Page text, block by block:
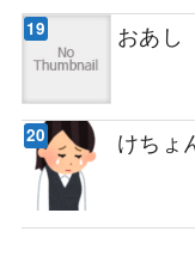
おあし
けちょ